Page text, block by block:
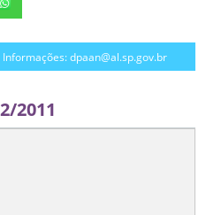
Informações: dpaan@al.sp.gov.br
2011